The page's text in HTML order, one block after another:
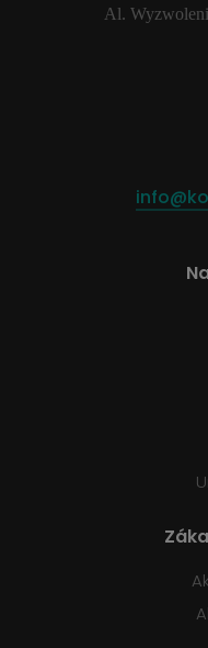
Al.